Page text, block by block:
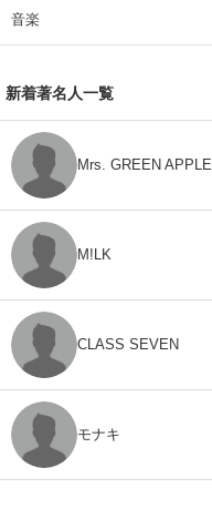
音楽
新着著名人一覧
Mrs. GREEN APPLE
M!LK
CLASS SEVEN
モナキ